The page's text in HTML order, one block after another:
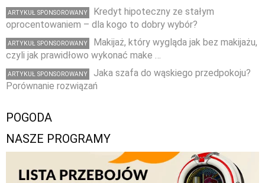
ARTYKUŁ SPONSOROWANY
Kredyt hipoteczny ze stałym
oprocentowaniem – dla kogo to dobry wybór?
ARTYKUŁ SPONSOROWANY
Makijaż, który wygląda jak bez makijażu,
czyli jak prawidłowo wykonać make …
ARTYKUŁ SPONSOROWANY
Jaka szafa do wąskiego przedpokoju?
Porównanie rozwiązań
POGODA
NASZE PROGRAMY